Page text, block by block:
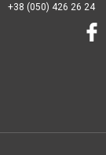
+38 (050) 426 26 24